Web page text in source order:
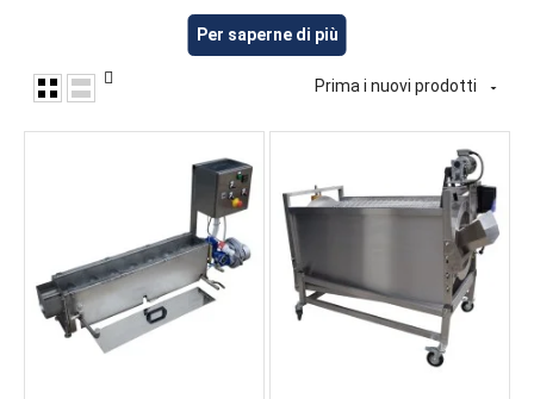
lavorazione di cereali e altri ingredienti a base di cereali.
Questi macchinari sono adatti alla preparazione di una
semilavorati e pronti al consumo. FoodTechProcess fornisce
produttori di cereali, aziende del settore HoReCa e cucine
Leggi di
meno
Per saperne di più
Prima i nuovi prodotti 